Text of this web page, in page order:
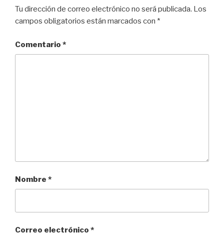
Tu dirección de correo electrónico no será publicada. Los
campos obligatorios están marcados con *
Comentario *
Nombre *
Correo electrónico *